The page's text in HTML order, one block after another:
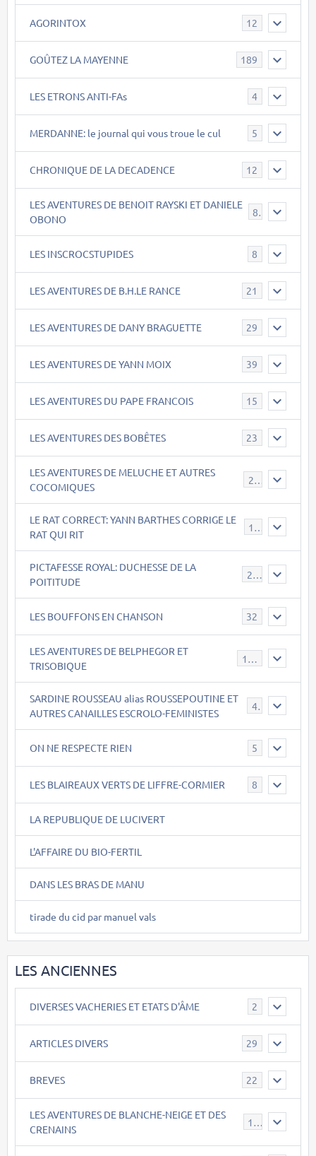
AGORINTOX 12
GOÛTEZ LA MAYENNE 189
LES ETRONS ANTI-FAs 4
MERDANNE: le journal qui vous troue le cul 5
CHRONIQUE DE LA DECADENCE 12
LES AVENTURES DE BENOIT RAYSKI ET DANIELE
OBONO
8
LES INSCROCSTUPIDES 8
LES AVENTURES DE B.H.LE RANCE 21
LES AVENTURES DE DANY BRAGUETTE 29
LES AVENTURES DE YANN MOIX 39
LES AVENTURES DU PAPE FRANCOIS 15
LES AVENTURES DES BOBÊTES 23
LES AVENTURES DE MELUCHE ET AUTRES
COCOMIQUES
22
LE RAT CORRECT: YANN BARTHES CORRIGE LE
RAT QUI RIT
15
PICTAFESSE ROYAL: DUCHESSE DE LA
POITITUDE
23
LES BOUFFONS EN CHANSON 32
LES AVENTURES DE BELPHEGOR ET
TRISOBIQUE
147
SARDINE ROUSSEAU alias ROUSSEPOUTINE ET
AUTRES CANAILLES ESCROLO-FEMINISTES
40
ON NE RESPECTE RIEN 5
LES BLAIREAUX VERTS DE LIFFRE-CORMIER 8
LA REPUBLIQUE DE LUCIVERT
L'AFFAIRE DU BIO-FERTIL
DANS LES BRAS DE MANU
tirade du cid par manuel vals
LES ANCIENNES
DIVERSES VACHERIES ET ETATS D'ÂME 2
ARTICLES DIVERS 29
BREVES 22
LES AVENTURES DE BLANCHE-NEIGE ET DES
CRENAINS
17